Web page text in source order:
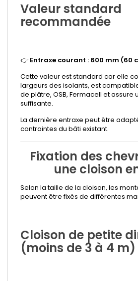
Valeur standard
recommandée
👉 Entraxe courant : 600 mm (60
Cette valeur est standard car elle
largeurs des isolants, est
de plâtre, OSB, Fermacell et assure
suffisante.
La dernière entraxe peut être
contraintes du bâti existant.
Fixation des
une cloison
Selon la taille de la cloison, les
peuvent être fixés de différentes
Cloison de petite
(moins de 3 à 4 m)